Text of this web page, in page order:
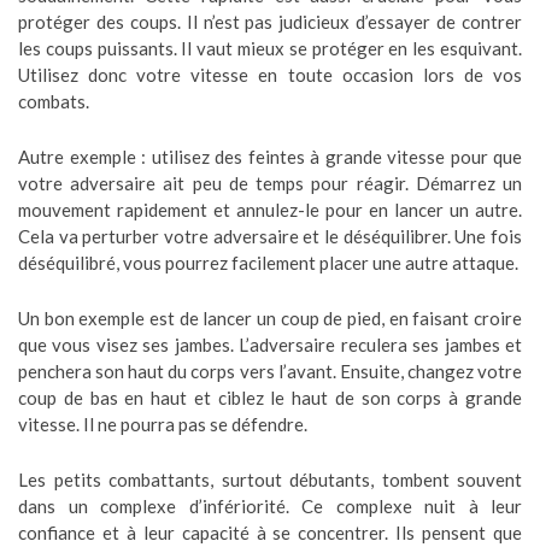
protéger des coups. Il n’est pas judicieux d’essayer de contrer
les coups puissants. Il vaut mieux se protéger en les esquivant.
Utilisez donc votre vitesse en toute occasion lors de vos
combats.
Autre exemple : utilisez des feintes à grande vitesse pour que
votre adversaire ait peu de temps pour réagir. Démarrez un
mouvement rapidement et annulez-le pour en lancer un autre.
Cela va perturber votre adversaire et le déséquilibrer. Une fois
déséquilibré, vous pourrez facilement placer une autre attaque.
Un bon exemple est de lancer un coup de pied, en faisant croire
que vous visez ses jambes. L’adversaire reculera ses jambes et
penchera son haut du corps vers l’avant. Ensuite, changez votre
coup de bas en haut et ciblez le haut de son corps à grande
vitesse. Il ne pourra pas se défendre.
Les petits combattants, surtout débutants, tombent souvent
dans un complexe d’infériorité. Ce complexe nuit à leur
confiance et à leur capacité à se concentrer. Ils pensent que